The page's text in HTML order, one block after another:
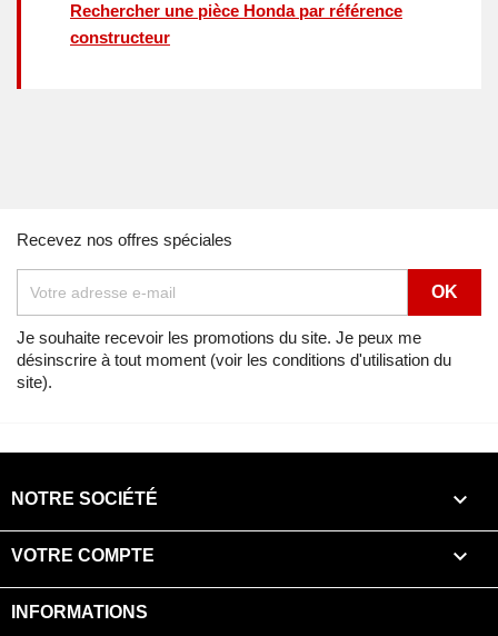
Rechercher une pièce Honda par référence
constructeur
Recevez nos offres spéciales
Je souhaite recevoir les promotions du site. Je peux me
désinscrire à tout moment (voir les conditions d'utilisation du
site).
NOTRE SOCIÉTÉ 
VOTRE COMPTE 
INFORMATIONS